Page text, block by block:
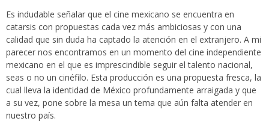
Es indudable señalar que el cine mexicano se encuentra en
catarsis con propuestas cada vez más ambiciosas y con una
calidad que sin duda ha captado la atención en el extranjero. A mi
parecer nos encontramos en un momento del cine independiente
mexicano en el que es imprescindible seguir el talento nacional,
seas o no un cinéfilo. Esta producción es una propuesta fresca, la
cual lleva la identidad de México profundamente arraigada y que
a su vez, pone sobre la mesa un tema que aún falta atender en
nuestro país.